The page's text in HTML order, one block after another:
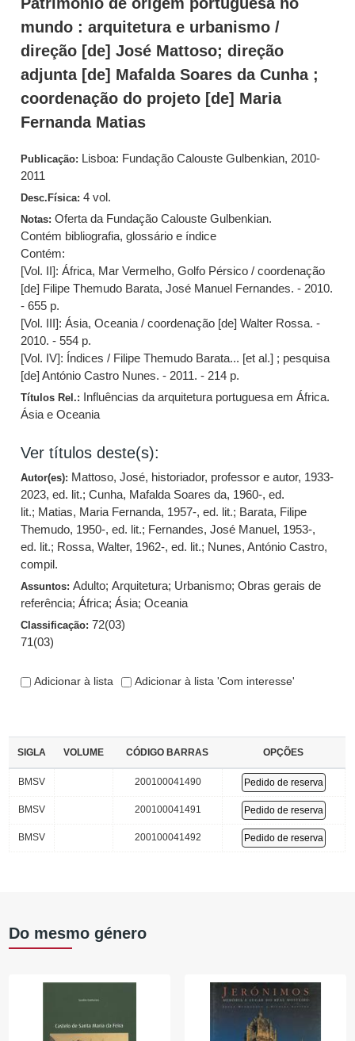
mundo : arquitetura e urbanismo /
direção [de] José Mattoso; direção
adjunta [de] Mafalda Soares da Cunha ;
coordenação do projeto [de] Maria
Fernanda Matias
Publicação: Lisboa: Fundação Calouste Gulbenkian, 2010-
2011
Desc.Física:4 vol.
Notas:Oferta da Fundação Calouste Gulbenkian.
Contém bibliografia, glossário e índice
Contém:
[Vol. II]: África, Mar Vermelho, Golfo Pérsico / coordenação
[de] Filipe Themudo Barata, José Manuel Fernandes. - 2010.
- 655 p.
[Vol. III]: Ásia, Oceania / coordenação [de] Walter Rossa. -
2010. - 554 p.
[Vol. IV]: Índices / Filipe Themudo Barata... [et al.] ; pesquisa
[de] António Castro Nunes. - 2011. - 214 p.
Títulos Rel.: Influências da arquitetura portuguesa em África.
Ásia e Oceania
Ver títulos deste(s):
Autor(es): Mattoso, José, historiador, professor e autor, 1933-
2023, ed. lit.;Cunha, Mafalda Soares da, 1960-, ed.
lit.; Matias, Maria Fernanda, 1957-, ed. lit.; Barata, Filipe
Themudo, 1950-, ed. lit.; Fernandes, José Manuel, 1953-,
ed. lit.; Rossa, Walter, 1962-, ed. lit.; Nunes, António Castro,
compil.
Assuntos:Adulto;Arquitetura; Urbanismo;Obras gerais de
referência;África;Ásia;Oceania
Classificação: 72(03)
71(03)
Adicionar à lista Adicionar à lista 'Com interesse'
SIGLA VOLUME CÓDIGO BARRAS OPÇÕES
BMSV 200100041490 Pedido de reserva
BMSV 200100041491 Pedido de reserva
BMSV 200100041492 Pedido de reserva
Do mesmo género